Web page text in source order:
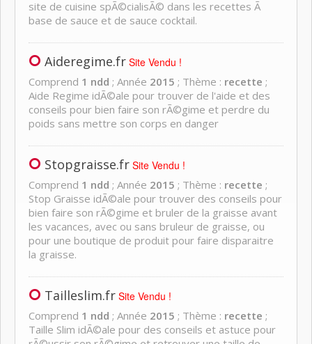
site de cuisine spÃ©cialisÃ© dans les recettes Ã
base de sauce et de sauce cocktail.
Aideregime.fr Site Vendu !
Comprend 1 ndd ; Année 2015 ; Thème : recette ;
Aide Regime idÃ©ale pour trouver de l'aide et des
conseils pour bien faire son rÃ©gime et perdre du
poids sans mettre son corps en danger
Stopgraisse.fr Site Vendu !
Comprend 1 ndd ; Année 2015 ; Thème : recette ;
Stop Graisse idÃ©ale pour trouver des conseils pour
bien faire son rÃ©gime et bruler de la graisse avant
les vacances, avec ou sans bruleur de graisse, ou
pour une boutique de produit pour faire disparaitre
la graisse.
Tailleslim.fr Site Vendu !
Comprend 1 ndd ; Année 2015 ; Thème : recette ;
Taille Slim idÃ©ale pour des conseils et astuce pour